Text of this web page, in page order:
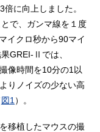
に向上しました。
で、ガンマ線を１度
イクロ秒から90マイ
GREI-Ⅱでは、
像時間を10分の1以
りノイズの少ない高
図1 ）。
移植したマウスの撮